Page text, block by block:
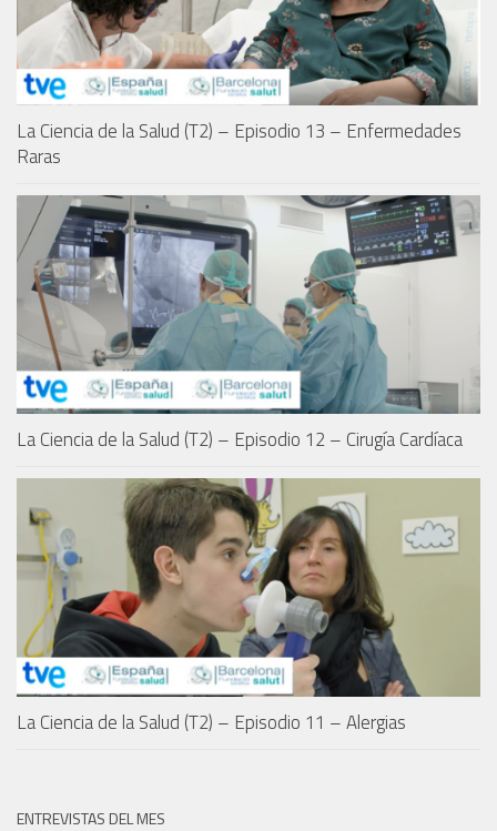
La Ciencia de la Salud (T2) – Episodio 13 – Enfermedades
Raras
La Ciencia de la Salud (T2) – Episodio 12 – Cirugía Cardíaca
La Ciencia de la Salud (T2) – Episodio 11 – Alergias
ENTREVISTAS DEL MES